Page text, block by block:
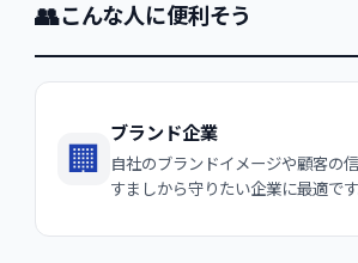
👥こんな人に便利そう
🏢
ブランド企業
自社のブランドイメージや顧客の
すましから守りたい企業に最適です